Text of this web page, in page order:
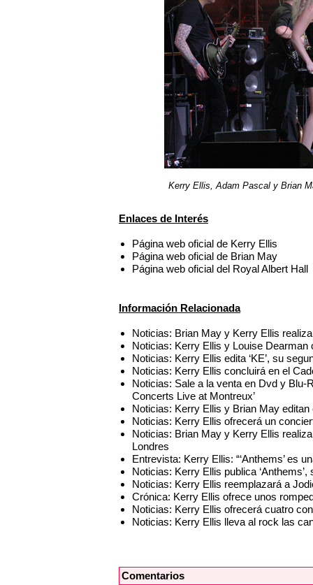
Kerry Ellis, Adam Pascal y Brian
Enlaces de Interés
Página web oficial de Kerry Ellis
Página web oficial de Brian May
Página web oficial del Royal Albert Hall
Información Relacionada
Noticias: Brian May y Kerry Ellis
Noticias: Kerry Ellis y Louise
Noticias: Kerry Ellis edita ‘KE’, su
Noticias: Kerry Ellis concluirá en el
Noticias: Sale a la venta en Dvd y Blu-
Concerts Live at Montreux’
Noticias: Kerry Ellis y Brian May editan
Noticias: Kerry Ellis ofrecerá un
Noticias: Brian May y Kerry Ellis
Londres
Entrevista: Kerry Ellis: “‘Anthems’ es
Noticias: Kerry Ellis publica
Noticias: Kerry Ellis reemplazará a
Crónica: Kerry Ellis ofrece unos
Noticias: Kerry Ellis ofrecerá cuatro
Noticias: Kerry Ellis lleva al rock las
Comentarios